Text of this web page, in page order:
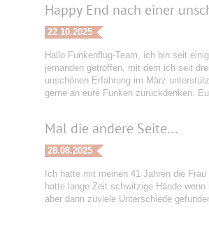
Happy End nach einer
22.10.2025
Hallo Funkenflug-Team, ich bin seit
jemanden getroffen, mit dem ich seit
unschönen Erfahrung im März
gerne an eure Funken zurückdenken.
Mal die andere Seite...
28.08.2025
Ich hatte mit meinen 41 Jahren die
hatte lange Zeit schwitzige Hände
aber dann zuviele Unterschiede